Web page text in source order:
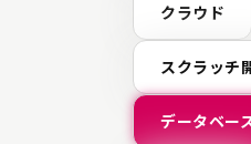
クラウド
スクラッチ
データベー